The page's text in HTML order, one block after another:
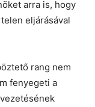
arra is, hogy
eljárásával
rang nem
fenyegeti a